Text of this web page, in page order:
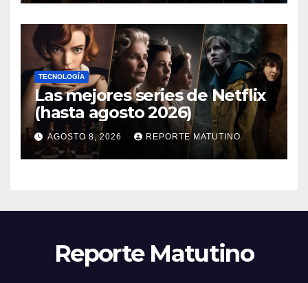
razones para hacerlo
TECNOLOGÍA
Las mejores series de Netflix
(hasta agosto 2026)
AGOSTO 8, 2026 REPORTE MATUTINO
Reporte Matutino